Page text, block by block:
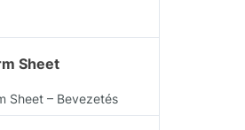
Sheet
Sheet – Bevezetés